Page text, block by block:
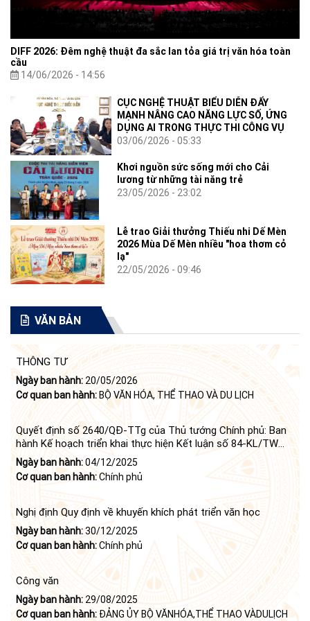
DIFF 2026: Đêm nghệ thuật đa sắc lan tỏa giá trị văn hóa toàn
cầu
14/06/2026 - 14:56
CỤC NGHỆ THUẬT BIỂU DIỄN ĐẨY
MẠNH NÂNG CAO NĂNG LỰC SỐ, ỨNG
DỤNG AI TRONG THỰC THI CÔNG VỤ
03/06/2026 - 05:33
Khơi nguồn sức sống mới cho Cải
lương từ những tài năng trẻ
23/05/2026 - 23:02
Lễ trao Giải thưởng Thiếu nhi Dế Mèn
2026 Mùa Dế Mèn nhiều "hoa thơm cỏ
lạ"
22/05/2026 - 09:46
VĂN BẢN
THÔNG TƯ
Ngày ban hành: 20/05/2026
Cơ quan ban hành:BỘ VĂN HÓA, THỂ THAO VÀ DU LỊCH
Quyết định số 2640/QĐ-TTg của Thủ tướng Chính phủ: Ban
hành Kế hoạch triển khai thực hiện Kết luận số 84-KL/TW
ngày 21 tháng 6 năm 2024 của Bộ Chính trị tiếp tục thực
hiện Nghị quyết số 23-NQ/TW ngày 16 tháng 6 năm 2008
của Bộ Chính trị (khóa X) về "tiếp tục xây dựng và phát triển
văn học, nghệ thuật trong thời kỳ mới"
Ngày ban hành:04/12/2025
Cơ quan ban hành:Chính phủ
Nghị định Quy định về khuyến khích phát triển văn học
Ngày ban hành:30/12/2025
Cơ quan ban hành:Chính phủ
Công văn
Ngày ban hành: 29/08/2025
Cơ quan ban hành: ĐẢNG ỦY BỘ VĂNHÓA,THỂ THAO VÀDULỊCH